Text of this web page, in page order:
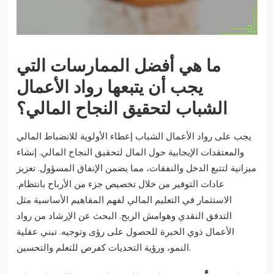
ما هي أفضل الممارسات التي
يجب أن يتبعها رواد الأعمال
الشباب لتحقيق النجاح المالي؟
يجب على رواد الأعمال الشباب إعطاء الأولوية للانضباط المالي
والمعتقدات الإيجابية حول المال لتحقيق النجاح المالي. إنشاء
ميزانية لتتبع الدخل والنفقات، مما يضمن الإنفاق المسؤول. تعزيز
عادات التوفير من خلال تخصيص جزء من الأرباح بانتظام.
الاستثمار في التعليم المالي لفهم المفاهيم الأساسية مثل
التدفق النقدي وهوامش الربح. البحث عن الإرشاد من رواد
الأعمال ذوي الخبرة للحصول على رؤى وتوجيه. تبني عقلية
النمو، ورؤية التحديات كفرص للتعلم والتحسين.